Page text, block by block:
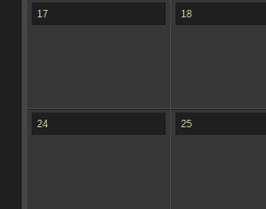
17 18
24 25